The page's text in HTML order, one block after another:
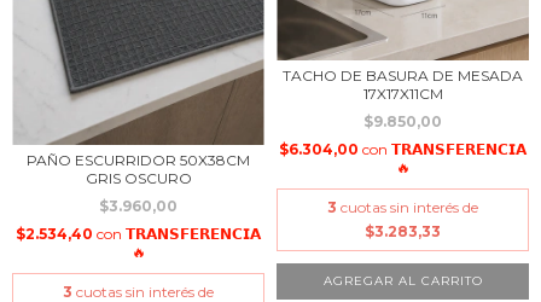
PAÑO ESCURRIDOR 50X38CM
GRIS OSCURO
$3.960,00
$2.534,40 con 𝗧𝗥𝗔𝗡𝗦𝗙𝗘𝗥𝗘𝗡𝗖𝗜𝗔
🔥
3 cuotas sin interés de
TACHO DE BASURA DE MESADA
17X17X11CM
$9.850,00
$6.304,00 con 𝗧𝗥𝗔𝗡𝗦𝗙𝗘𝗥𝗘𝗡𝗖𝗜𝗔
🔥
3 cuotas sin interés de
$3.283,33